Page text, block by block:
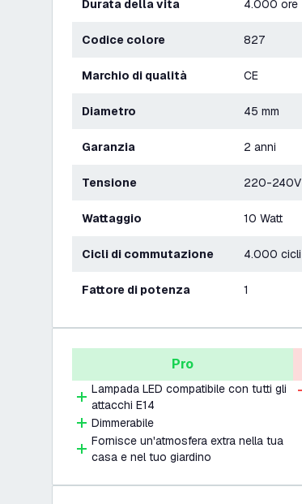
Durata della vita 4.000 ore
Codice colore 827
Marchio di qualità CE
Diametro 45 mm
Garanzia 2 anni
Tensione 220-240V
Wattaggio 10 Watt
Cicli di commutazione 4.000 cicli
Fattore di potenza 1
Pro
Lampada LED compatibile con tutti gli
attacchi E14
Dimmerabile
Fornisce un'atmosfera extra nella tua
casa e nel tuo giardino